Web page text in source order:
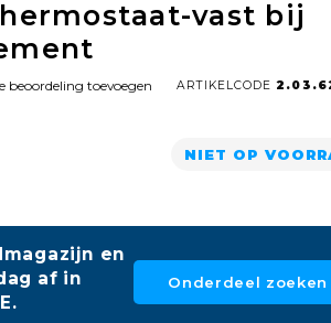
vast bij
beoordeling toevoegen ARTIKELCODE
NIET OP
en
af in
Onderdeel zoeken